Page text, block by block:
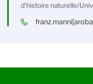
d’histoire naturelle/